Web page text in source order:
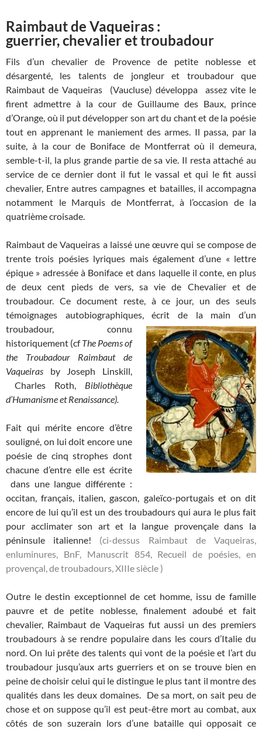
Raimbaut de Vaqueiras :
guerrier, chevalier et troubadour
Fils d’un chevalier de Provence de petite noblesse et
désargenté, les talents de jongleur et troubadour que
Raimbaut de Vaqueiras (Vaucluse) développa assez vite le
firent admettre à la cour de Guillaume des Baux, prince
d’Orange, où il put développer son art du chant et de la poésie
tout en apprenant le maniement des armes. Il passa, par la
suite, à la cour de Boniface de Montferrat où il demeura,
semble-t-il, la plus grande partie de sa vie. Il resta attaché au
service de ce dernier dont il fut le vassal et qui le fit aussi
chevalier, Entre autres campagnes et batailles, il accompagna
notamment le Marquis de Montferrat, à l’occasion de la
quatrième croisade.
Raimbaut de Vaqueiras a laissé une œuvre qui se compose de
trente trois poésies lyriques mais également d’une « lettre
épique » adressée à Boniface et dans laquelle il conte, en plus
de deux cent pieds de vers, sa vie de Chevalier et de
troubadour. Ce document reste, à ce jour, un des seuls
témoignages autobiographiques, écrit de la main d’un
troubadour, connu
historiquement (cfThe Poems of
the Troubadour Raimbaut de
Vaqueiras by Joseph Linskill,
Charles Roth, Bibliothèque
d’Humanisme et Renaissance).
Fait qui mérite encore d’être
souligné, on lui doit encore une
poésie de cinq strophes dont
chacune d’entre elle est écrite
dans une langue différente :
occitan, français, italien, gascon, galeïco-portugais et on dit
encore de lui qu’il est un des troubadours qui aura le plus fait
pour acclimater son art et la langue provençale dans la
péninsule italienne! (ci-dessus Raimbaut de Vaqueiras,
enluminures, BnF, Manuscrit 854, Recueil de poésies, en
provençal, de troubadours, XIIIe siècle )
Outre le destin exceptionnel de cet homme, issu de famille
pauvre et de petite noblesse, finalement adoubé et fait
chevalier, Raimbaut de Vaqueiras fut aussi un des premiers
troubadours à se rendre populaire dans les cours d’Italie du
nord. On lui prête des talents qui vont de la poésie et l’art du
troubadour jusqu’aux arts guerriers et on se trouve bien en
peine de choisir celui qui le distingue le plus tant il montre des
qualités dans les deux domaines. De sa mort, on sait peu de
chose et on suppose qu’il est peut-être mort au combat, aux
côtés de son suzerain lors d’une bataille qui opposait ce